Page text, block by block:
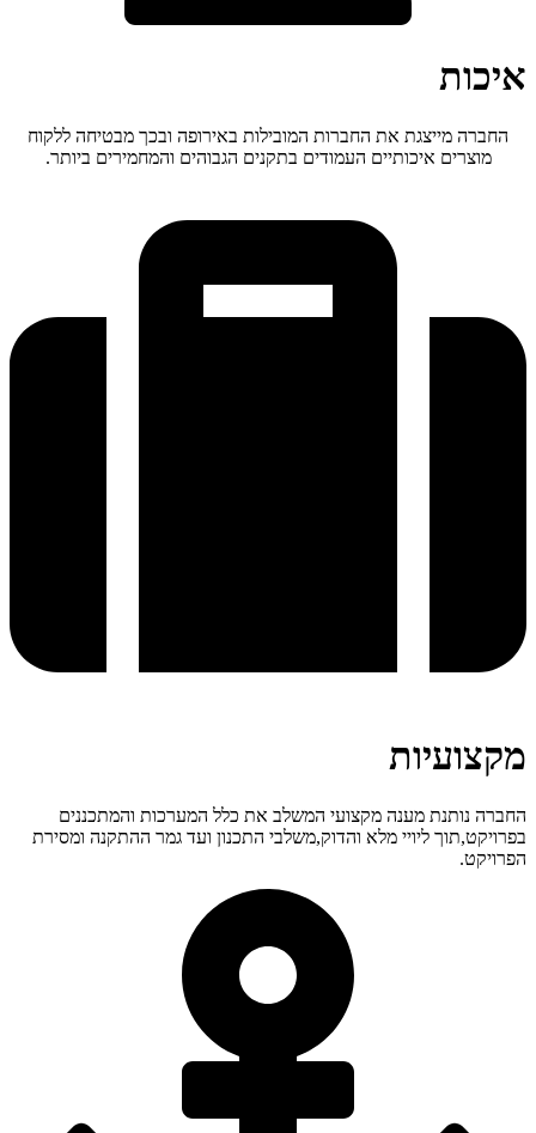
איכות
החברה מייצגת את החברות המובילות באירופה ובכך מבטיחה ללקוח
מוצרים איכותיים העמודים בתקנים הגבוהים והמחמירים ביותר.
מקצועיות
החברה נותנת מענה מקצועי המשלב את כלל המערכות והמתכננים
בפרויקט,תוך ליויי מלא והדוק,משלבי התכנון ועד גמר ההתקנה ומסירת
הפרויקט.